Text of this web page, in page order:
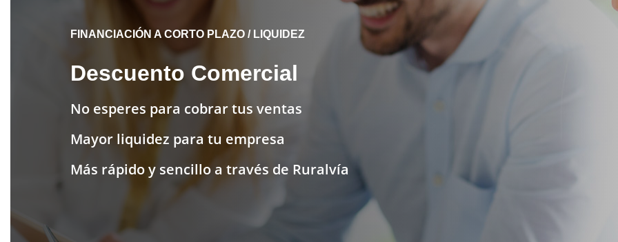
FINANCIACIÓN A CORTO PLAZO / LIQUIDEZ
Descuento Comercial
No esperes para cobrar tus ventas
Mayor liquidez para tu empresa
Más rápido y sencillo a través de Ruralvía